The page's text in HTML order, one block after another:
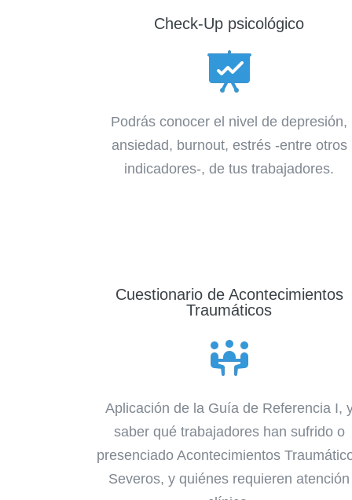
Check-Up psicológico
Podrás conocer el nivel de depresión,
ansiedad, burnout, estrés -entre otros
indicadores-, de tus trabajadores.
Cuestionario de Acontecimientos
Traumáticos
Aplicación de la Guía de Referencia I,
saber qué trabajadores han sufrido o
presenciado Acontecimientos
Severos, y quiénes requieren atención